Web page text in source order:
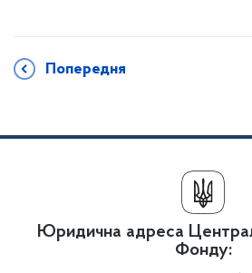
Попередня
Юридична адреса
Фонду: